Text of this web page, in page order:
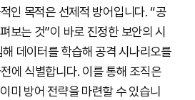
인 목적은 선제적 방어입니다. “공
보는 것”이 바로 진정한 보안의 시
데이터를 학습해 공격 시나리오를
에 식별합니다. 이를 통해 조직은
미 방어 전략을 마련할 수 있습니